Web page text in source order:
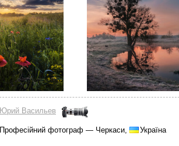
Юрий Васильев
Професійний фотограф — Черкаси, Україна